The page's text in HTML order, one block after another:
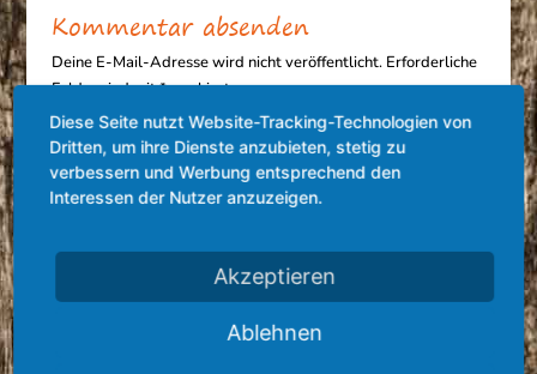
Kommentar absenden
Deine E-Mail-Adresse wird nicht veröffentlicht. Erforderliche
Felder sind mit*markiert
Diese Seite nutzt Website-Tracking-Technologien von
Dritten, um ihre Dienste anzubieten, stetig zu
verbessern und Werbung entsprechend den
Interessen der Nutzer anzuzeigen.
Akzeptieren
Ablehnen